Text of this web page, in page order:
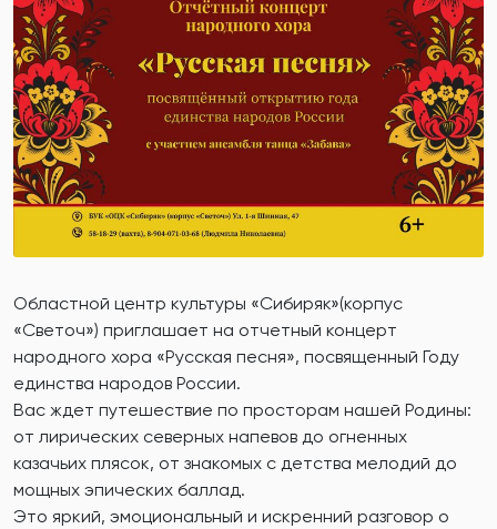
Областной центр культуры «Сибиряк»(корпус
«Светоч») приглашает на отчетный концерт
народного хора «Русская песня», посвященный Году
единства народов России.
Вас ждет путешествие по просторам нашей Родины:
от лирических северных напевов до огненных
казачьих плясок, от знакомых с детства мелодий до
мощных эпических баллад.
Это яркий, эмоциональный и искренний разговор о